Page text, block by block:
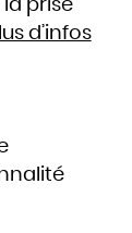
la prise
d’infos